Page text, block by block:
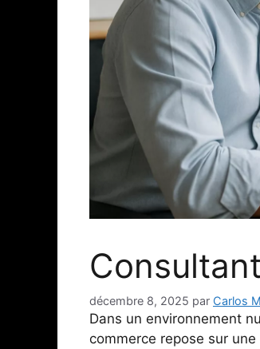
décembre 8, 2025 par Carlos
Dans un environnement
commerce repose sur